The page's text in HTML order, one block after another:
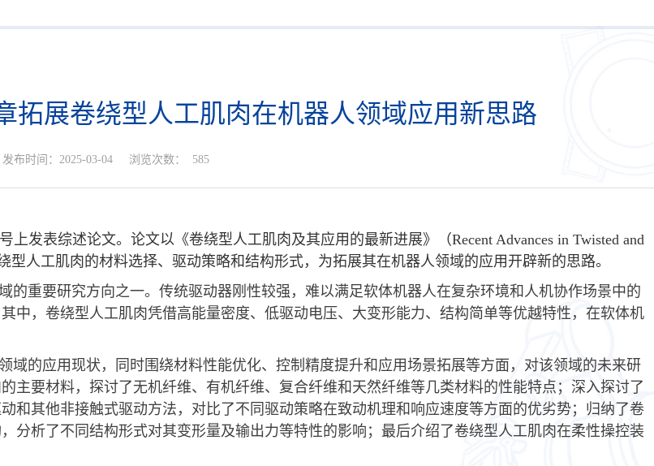
拓展卷绕型人工肌肉在机器人领域应用新思路
发布时间：2025-03-04 浏览次数： 585
上发表综述论文。论文以《卷绕型人工肌肉及其应用的最新进展》（Recent Advances in Twisted and
型人工肌肉的材料选择、驱动策略和结构形式，为拓展其在机器人领域的应用开辟新的思路。
的重要研究方向之一。传统驱动器刚性较强，难以满足软体机器人在复杂环境和人机协作场景中的
中，卷绕型人工肌肉凭借高能量密度、低驱动电压、大变形能力、结构简单等优越特性，在软体机
的应用现状，同时围绕材料性能优化、控制精度提升和应用场景拓展等方面，对该领域的未来研
主要材料，探讨了无机纤维、有机纤维、复合纤维和天然纤维等几类材料的性能特点；深入探讨了
和其他非接触式驱动方法，对比了不同驱动策略在致动机理和响应速度等方面的优劣势；归纳了卷
分析了不同结构形式对其变形量及输出力等特性的影响；最后介绍了卷绕型人工肌肉在柔性操控装